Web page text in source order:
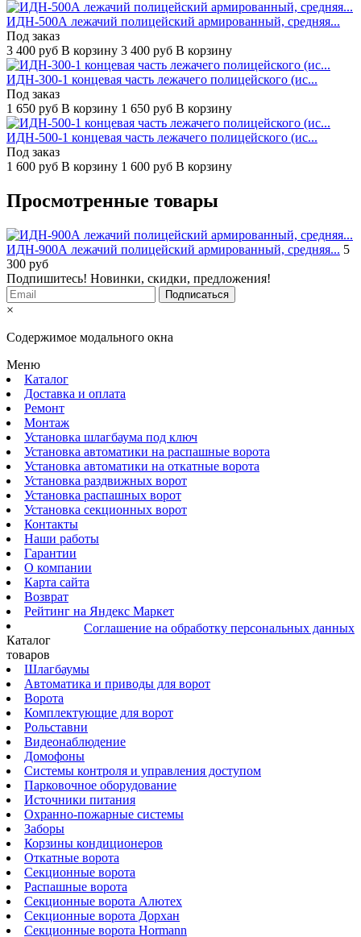
ИДН-500А лежачий полицейский армированный, средняя...
Под заказ
3 400 руб В корзину 3 400 руб В корзину
ИДН-300-1 концевая часть лежачего полицейского (ис...
Под заказ
1 650 руб В корзину 1 650 руб В корзину
ИДН-500-1 концевая часть лежачего полицейского (ис...
Под заказ
1 600 руб В корзину 1 600 руб В корзину
Просмотренные товары
ИДН-900А лежачий полицейский армированный, средняя... 5
300 руб
Подпишитесь! Новинки, скидки, предложения!
×
Содержимое модального окна
Меню
Каталог
Доставка и оплата
Ремонт
Монтаж
Установка шлагбаума под ключ
Установка автоматики на распашные ворота
Установка автоматики на откатные ворота
Установка раздвижных ворот
Установка распашных ворот
Установка секционных ворот
Контакты
Наши работы
Гарантии
О компании
Карта сайта
Возврат
Рейтинг на Яндекс Маркет
Соглашение на обработку персональных данных
Каталог
товаров
Шлагбаумы
Автоматика и приводы для ворот
Ворота
Комплектующие для ворот
Рольставни
Видеонаблюдение
Домофоны
Системы контроля и управления доступом
Парковочное оборудование
Источники питания
Охранно-пожарные системы
Заборы
Корзины кондиционеров
Откатные ворота
Секционные ворота
Распашные ворота
Секционные ворота Алютех
Секционные ворота Дорхан
Секционные ворота Hormann